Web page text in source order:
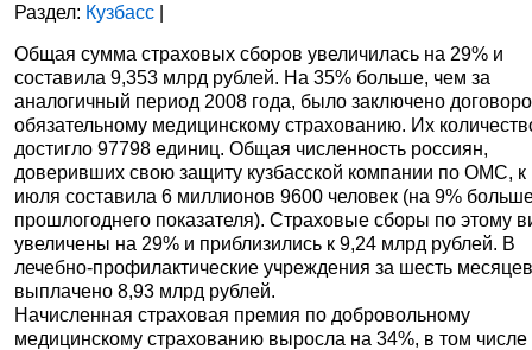
Раздел: Кузбасс |
Общая сумма страховых сборов увеличилась на 29% и
составила 9,353 млрд рублей. На 35% больше, чем за
аналогичный период 2008 года, было заключено
обязательному медицинскому страхованию. Их
достигло 97798 единиц. Общая численность россиян,
доверивших свою защиту кузбасской компании по ОМС, к
июля составила 6 миллионов 9600 человек (на 9%
прошлогоднего показателя). Страховые сборы по этому
увеличены на 29% и приблизились к 9,24 млрд рублей. В
лечебно-профилактические учреждения за шесть
выплачено 8,93 млрд рублей.
Начисленная страховая премия по добровольному
медицинскому страхованию выросла на 34%, в том числе